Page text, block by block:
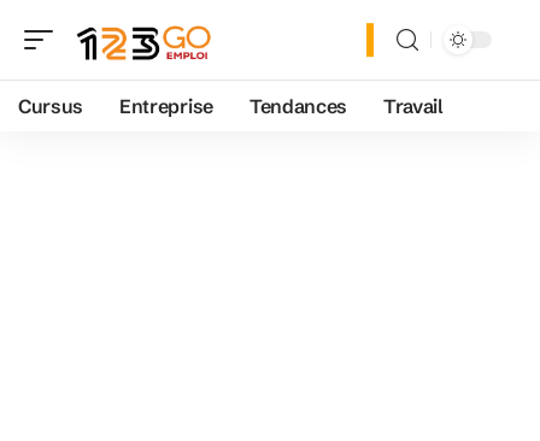
Cursus Entreprise Tendances Travail